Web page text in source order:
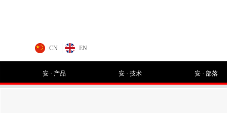
安 · 产品 安 · 技术 安 · 部落
CN EN